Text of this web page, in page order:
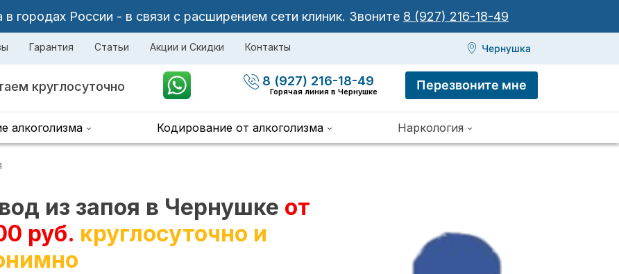
городах России - в связи с расширением сети клиник. Звоните 8 (927) 216-18-49
Гарантия Статьи Акции и Скидки Контакты Чернушка
круглосуточно 8 (927) 216-18-49
Горячая линия в Чернушке Перезвоните мне
алкоголизма Кодирование от алкоголизма Наркология
из запоя в Чернушке от
руб. круглосуточно и